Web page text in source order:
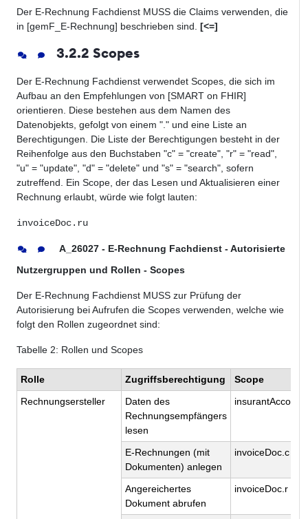
Der E-Rechnung Fachdienst MUSS die Claims verwenden, die
in [gemF_E-Rechnung] beschrieben sind. [<=]
3.2.2 Scopes
Der E-Rechnung Fachdienst verwendet Scopes, die sich im
Aufbau an den Empfehlungen von [SMART on FHIR]
orientieren.
Diese bestehen aus dem Namen des
Datenobjekts, gefolgt von einem "." und eine Liste an
Berechtigungen. Die Liste der Berechtigungen besteht in der
Reihenfolge aus den Buchstaben "c" = "create", "r" = "read",
"u" = "update", "d" = "delete" und "s" = "search", sofern
zutreffend. Ein Scope, der das Lesen und Aktualisieren einer
Rechnung erlaubt, würde wie folgt lauten:
invoiceDoc.ru
A_26027 - E-Rechnung Fachdienst - Autorisierte
Nutzergruppen und Rollen - Scopes
Der E-Rechnung Fachdienst MUSS zur Prüfung der
Autorisierung bei Aufrufen die Scopes verwenden, welche wie
folgt den Rollen zugeordnet sind:
Tabelle 2: Rollen und Scopes
Rolle Zugriffsberechtigung
Scope
Rechnungsersteller
Daten des
Rechnungsempfängers
lesen
E-Rechnungen (mit
Dokumenten) anlegen
invoiceDoc.c
Angereichertes
Dokument abrufen
invoiceDoc.r